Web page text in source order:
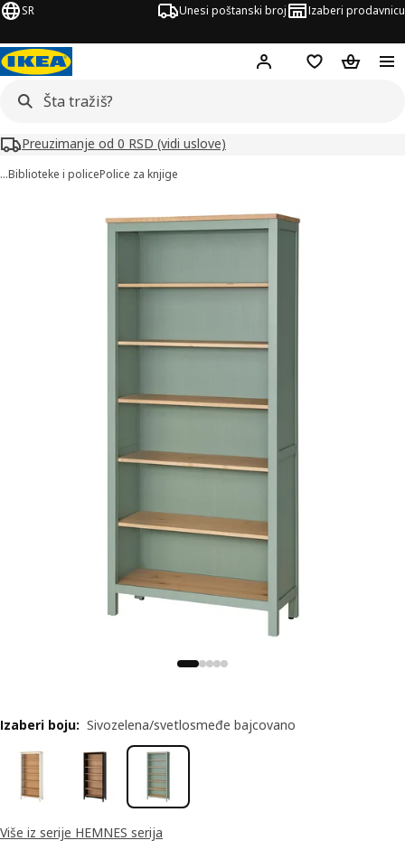
SR Unesi poštanski broj Izaberi prodavnicu
Hej! Prijavi se
Lista željaKorpa
Preuzimanje od 0 RSD (vidi uslove)
…Biblioteke i policePolice za knjige
Više iz serije HEMNES serija
Izaberi boju: Sivozelena/svetlosmeđe bajcovano